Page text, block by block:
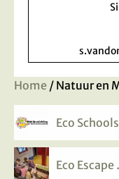
Home / Natuur en
Eco Schools
Eco Escape